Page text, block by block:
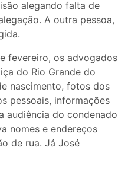
alegando falta de
A outra pessoa,
fevereiro, os advogados
do Rio Grande do
nascimento, fotos dos
pessoais, informações
audiência do condenado
nomes e endereços
de rua. Já José